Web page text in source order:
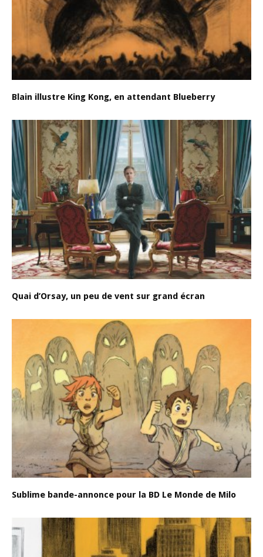
Blain illustre King Kong, en attendant Blueberry
Quai d’Orsay, un peu de vent sur grand écran
Sublime bande-annonce pour la BD Le Monde de Milo